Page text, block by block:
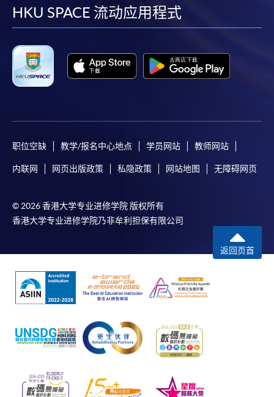
facebook
youtube
linkedin
HKU SPACE 流动应用程式
职位空缺 教学/报名中心地点 学员网站 教师网站
内联网 网页出版政策 私隐政策 网站地图 无障碍网页
© 2026 香港大学专业进修学院 版权所有
香港大学专业进修学院乃非牟利担保有限公司
返回页首